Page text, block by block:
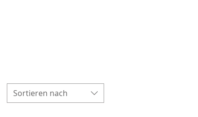
Sortieren nach